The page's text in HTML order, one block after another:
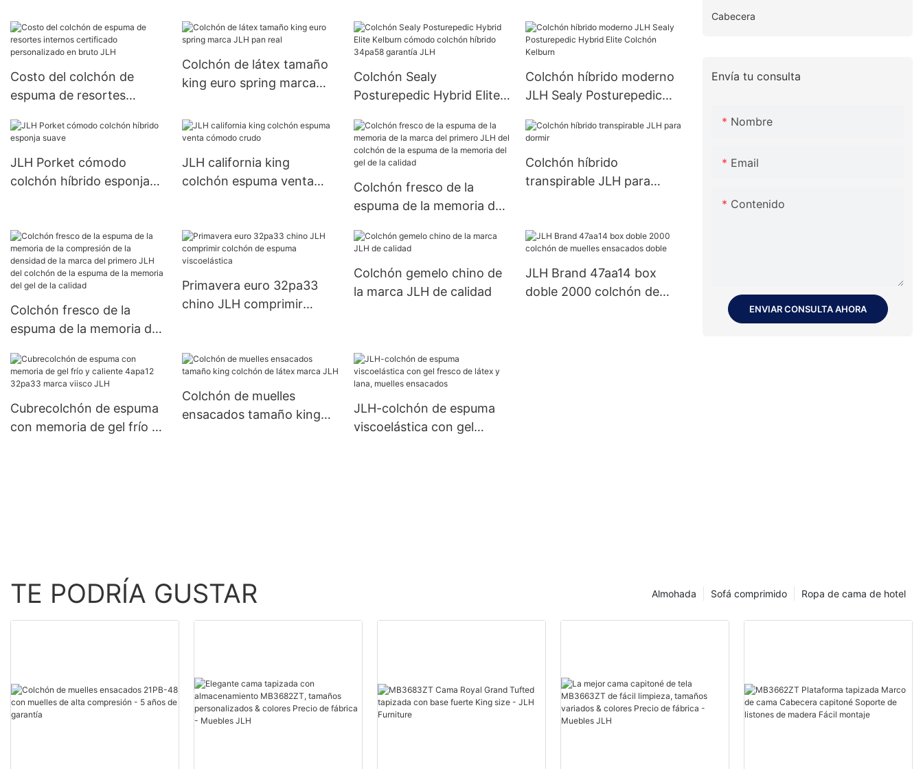
Costo del colchón de
espuma de resortes
personalizado en bruto
Colchón de látex tamaño
king euro spring marca
Colchón Sealy
Posturepedic Hybrid Elite
híbrido 34pa58 garantía
JLH
Colchón híbrido moderno
JLH Sealy Posturepedic
Kelburn
JLH Porket cómodo
colchón híbrido esponja
JLH california king
colchón espuma venta
Colchón fresco de la
espuma de la memoria de
del colchón de la espuma
calidad
Colchón híbrido
transpirable JLH para
Colchón fresco de la
espuma de la memoria de
densidad de la marca del
primero JLH del colchón
de la espuma de la
memoria del gel de la
Primavera euro 32pa33
chino JLH comprimir
Colchón gemelo chino de
la marca JLH de calidad
JLH Brand 47aa14 box
doble 2000 colchón de
Cubrecolchón de espuma
con memoria de gel frío y
Colchón de muelles
ensacados tamaño king
JLH-colchón de espuma
viscoelástica con gel
Cabecera
Envía tu consulta
Nombre
Email
Contenido
ENVIAR CONSULTA AHORA
TE PODRÍA GUSTAR Ropa de cama de hotel
Sofá comprimido
Almohada